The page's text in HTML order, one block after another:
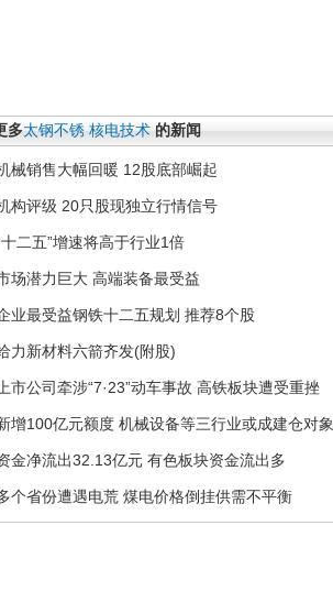
多太钢不锈 核电技术 的新闻
械销售大幅回暖 12股底部崛起
构评级 20只股现独立行情信号
二五”增速将高于行业1倍
场潜力巨大 高端装备最受益
业最受益钢铁十二五规划 推荐8个股
力新材料六箭齐发(附股)
市公司牵涉“7·23”动车事故 高铁板块遭受重挫
增100亿元额度 机械设备等三行业或成建仓对象
金净流出32.13亿元 有色板块资金流出多
个省份遭遇电荒 煤电价格倒挂供需不平衡